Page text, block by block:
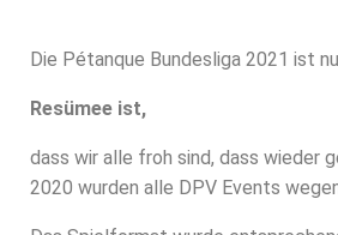
Die Pétanque Bundesliga 2021 ist
Resümee ist,
dass wir alle froh sind, dass wieder
2020 wurden alle DPV Events